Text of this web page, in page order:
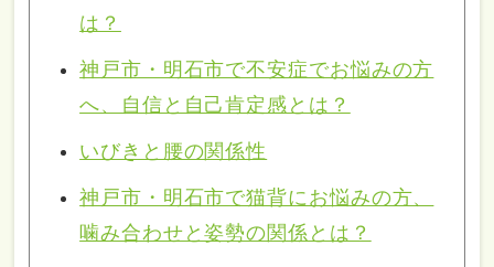
は？
神戸市・明石市で不安症でお悩みの方
へ、自信と自己肯定感とは？
いびきと腰の関係性
神戸市・明石市で猫背にお悩みの方、
噛み合わせと姿勢の関係とは？